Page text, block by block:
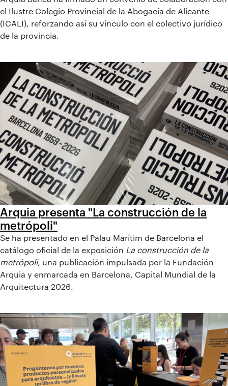
el Ilustre Colegio Provincial de la Abogacía de Alicante
(ICALI), reforzando así su vínculo con el colectivo jurídico
de la provincia.
Arquia presenta "La construcción de la
metrópoli"
Se ha presentado en el Palau Marítim de Barcelona el
catálogo oficial de la exposición La construcción de la
metrópoli, una publicación impulsada por la Fundación
Arquia y enmarcada en Barcelona, Capital Mundial de la
Arquitectura 2026.